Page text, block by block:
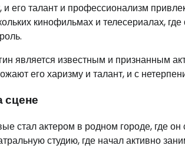
и его талант и профессионализм
кинофильмах и телесериалах,
является известным и признанным
его харизму и талант, и с
сцене
стал актером в родном городе, где он
студию, где начал активно